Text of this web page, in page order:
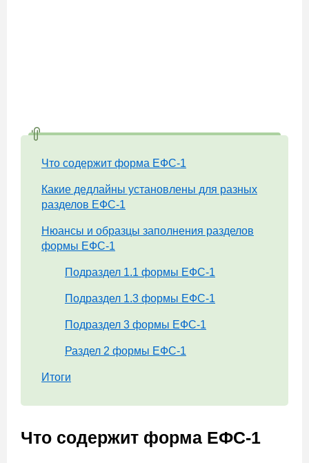
Что содержит форма ЕФС-1
Какие дедлайны установлены для разных
разделов ЕФС-1
Нюансы и образцы заполнения разделов
формы ЕФС-1
Подраздел 1.1 формы ЕФС-1
Подраздел 1.3 формы ЕФС-1
Подраздел 3 формы ЕФС-1
Раздел 2 формы ЕФС-1
Итоги
Что содержит форма ЕФС-1